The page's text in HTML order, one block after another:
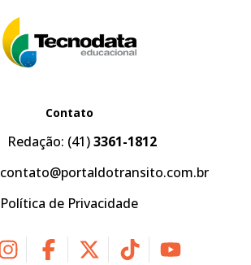
Contato
Redação: (41)3361-1812
contato@portaldotransito.com.br
Política de Privacidade